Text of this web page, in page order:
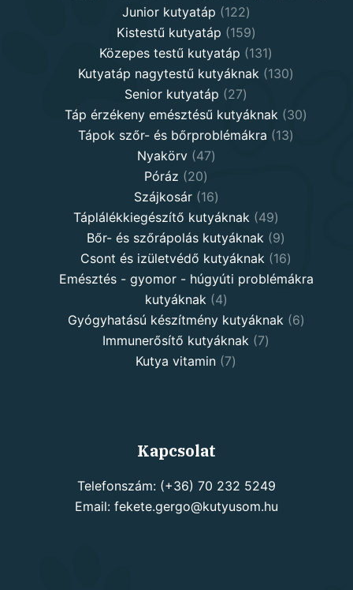
Junior kutyatáp 122122
products
Kistestű kutyatáp 159159
products
Közepes testű kutyatáp 131131
products
Kutyatáp nagytestű kutyáknak 130130
Senior kutyatáp 2727
products
Táp érzékeny emésztésű kutyáknak 3030
Tápok szőr- és bőrproblémákra 1313
Nyakörv 4747
Póráz 2020
products
Szájkosár 1616
products
Táplálékkiegészítő kutyáknak 4949
products
Bőr- és szőrápolás kutyáknak 99
products
Csont és izületvédő kutyáknak 1616
products
Emésztés - gyomor - húgyúti problémákra
kutyáknak
44
products
Gyógyhatású készítmény kutyáknak 66
Immunerősítő kutyáknak 77
Kutya vitamin 77
Kapcsolat
Telefonszám: (+36) 70 232 5249
Email: fekete.gergo@kutyusom.hu